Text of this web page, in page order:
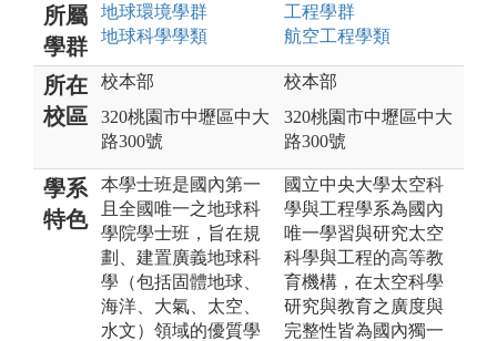
所屬
學群
地球環境學群
地球科學學類
工程學群
航空工程學類
所在
校區
校本部
320桃園市中壢區中大
路300號
校本部
320桃園市中壢區中大
路300號
學系
特色
本學士班是國內第一
且全國唯一之地球科
學院學士班，旨在規
劃、建置廣義地球科
學（包括固體地球、
海洋、大氣、太空、
水文）領域的優質學
國立中央大學太空科
學與工程學系為國內
唯一學習與研究太空
科學與工程的高等教
育機構，在太空科學
研究與教育之廣度與
完整性皆為國內獨一